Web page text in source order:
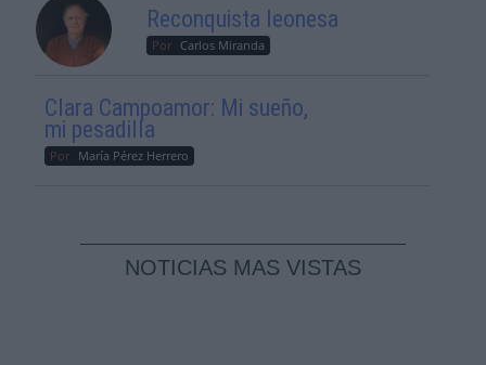
Reconquista leonesa
Por Carlos Miranda
Clara Campoamor: Mi sueño,
mi pesadilla
Por María Pérez Herrero
NOTICIAS MAS VISTAS